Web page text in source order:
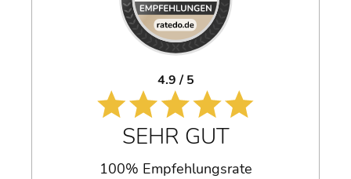
4.9 / 5
SEHR GUT
100% Empfehlungsrate